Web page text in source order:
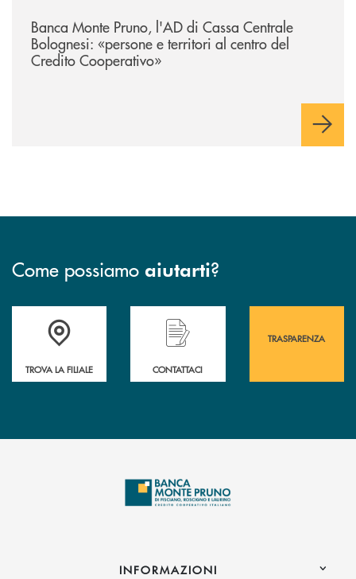
Banca Monte Pruno, l'AD di Cassa Centrale
Bolognesi: «persone e territori al centro del
Credito Cooperativo»
Come possiamo aiutarti?
Accedi all' elenco completo&nbsp; delle&nbsp; filiali&nbsp; di Banca
TROVA LA FILIALE
Hai bisogno di assistenza immediata?
CONTATTACI
TRASPARENZA
INFORMAZIONI